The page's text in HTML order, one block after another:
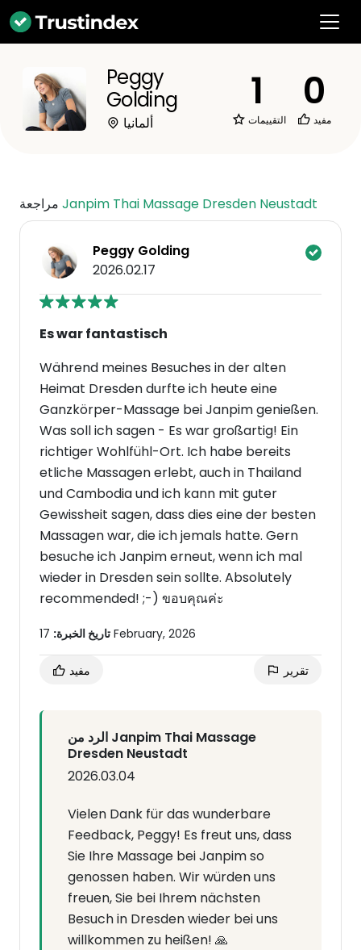
Peggy
Golding
ألمانيا
1
التقييمات
0
مفيد
Janpim Thai Massage Dresden Neustadt
Peggy Golding
2026.02.17
Es war fantastisch
Während meines Besuches in der alten
Heimat Dresden durfte ich heute eine
Ganzkörper-Massage bei Janpim genießen.
Was soll ich sagen - Es war großartig! Ein
richtiger Wohlfühl-Ort. Ich habe bereits
etliche Massagen erlebt, auch in Thailand
und Cambodia und ich kann mit guter
Gewissheit sagen, dass dies eine der besten
Massagen war, die ich jemals hatte. Gern
besuche ich Janpim erneut, wenn ich mal
wieder in Dresden sein sollte. Absolutely
recommended! ;-) ขอบคุณค่ะ
تاريخ الخبرة: 17 February, 2026
مفيد تقرير
الرد من Janpim Thai Massage
Dresden Neustadt
2026.03.04
Vielen Dank für das wunderbare
Feedback, Peggy! Es freut uns, dass
Sie Ihre Massage bei Janpim so
genossen haben. Wir würden uns
freuen, Sie bei Ihrem nächsten
Besuch in Dresden wieder bei uns
willkommen zu heißen! 🙏